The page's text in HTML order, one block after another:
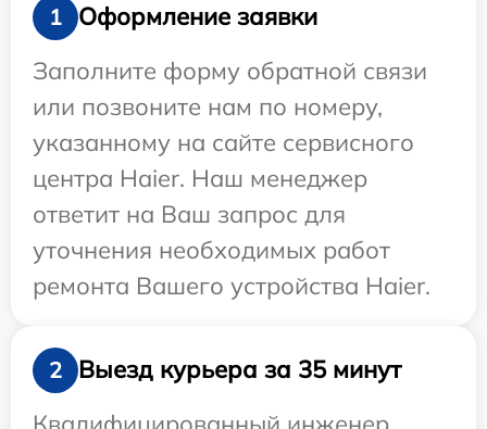
1
Оформление заявки
Заполните форму обратной связи
или позвоните нам по номеру,
указанному на сайте сервисного
центра Haier. Наш менеджер
ответит на Ваш запрос для
уточнения необходимых работ
ремонта Вашего устройства Haier.
2
Выезд курьера за 35 минут